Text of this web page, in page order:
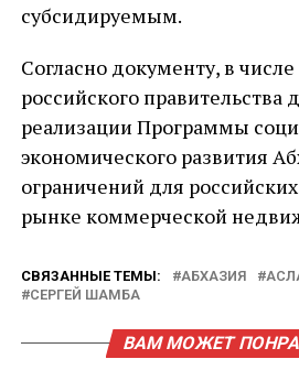
субсидируемым.
Согласно документу, в
российского
реализации Программы
экономического развития
ограничений для
рынке коммерческой
СВЯЗАННЫЕ ТЕМЫ: АБХАЗИЯ
СЕРГЕЙ ШАМБА
ВАМ МОЖЕТ